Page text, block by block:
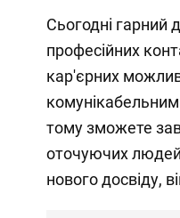
Сьогодні гарний
професійних
кар'єрних
тому зможете
оточуючих
нового досвіду,